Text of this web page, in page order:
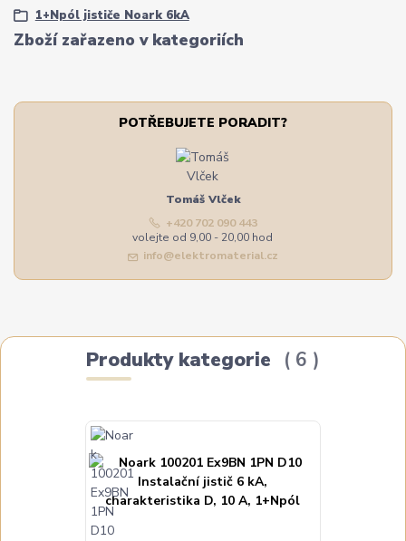
Zboží zařazeno v kategoriích
1+Npól jističe Noark 6kA
POTŘEBUJETE PORADIT?
Tomáš Vlček
+420 702 090 443
volejte od 9,00 - 20,00 hod
info@elektromaterial.cz
Produkty kategorie 6